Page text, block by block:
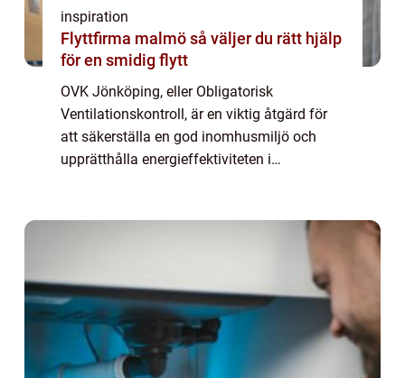
inspiration
Flyttfirma malmö så väljer du rätt hjälp
för en smidig flytt
OVK Jönköping, eller Obligatorisk
Ventilationskontroll, är en viktig åtgärd för
att säkerställa en god inomhusmiljö och
upprätthålla energieffektiviteten i